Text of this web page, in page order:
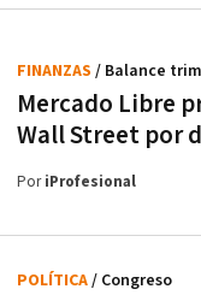
Mercado Libre
Wall Street por
FINANZAS / Balance
PoriProfesional
POLÍTICA/ Congreso